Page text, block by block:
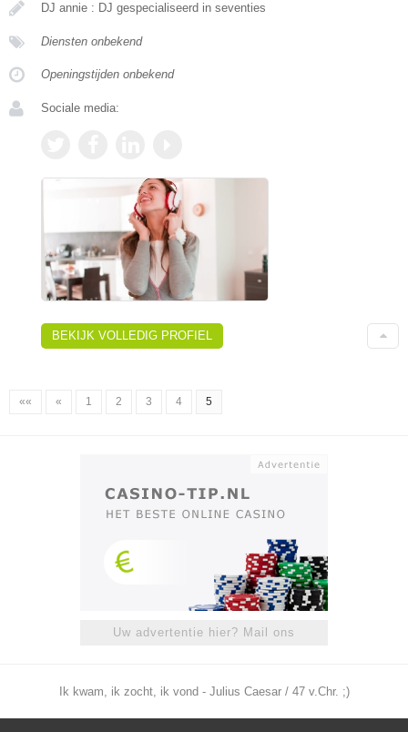
DJ annie : DJ gespecialiseerd in seventies
Diensten onbekend
Openingstijden onbekend
Sociale media:
BEKIJK VOLLEDIG PROFIEL
«« « 1 2 3 4 5
Uw advertentie hier? Mail ons
Ik kwam, ik zocht, ik vond - Julius Caesar / 47 v.Chr. ;)